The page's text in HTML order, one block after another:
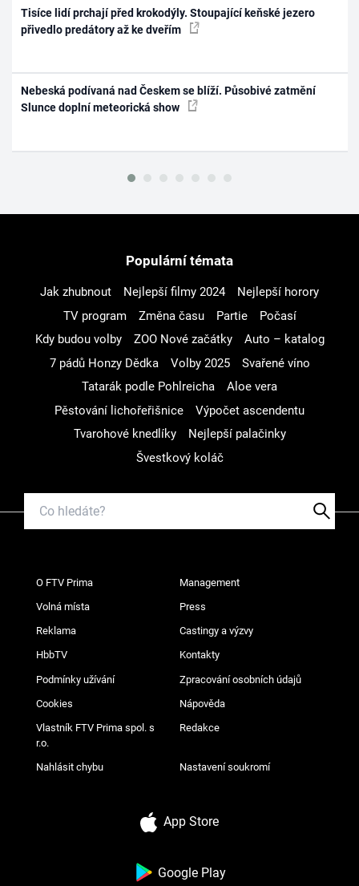
Tisíce lidí prchají před krokodýly. Stoupající keňské jezero
přivedlo predátory až ke dveřím
Nebeská podívaná nad Českem se blíží. Působivé zatmění
Slunce doplní meteorická show
Populární témata
Jak zhubnout Nejlepší filmy 2024
Nejlepší horory
TV program
Změna času Partie
Počasí
Kdy budou volby
ZOO Nové začátky
Auto – katalog
7 pádů Honzy Dědka
Volby 2025
Svařené víno
Tatarák podle Pohlreicha
Aloe vera
Pěstování lichořeřišnice
Výpočet ascendentu
Tvarohové knedlíky
Nejlepší palačinky
Švestkový koláč
O FTV Prima Management
Volná místa Press
Reklama Castingy a výzvy
HbbTV Kontakty
Podmínky užívání Zpracování osobních údajů
Cookies Nápověda
Vlastník FTV Prima spol. s
r.o.
Redakce
Nahlásit chybu Nastavení soukromí
App Store
Google Play